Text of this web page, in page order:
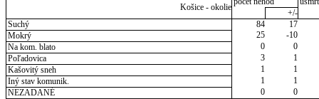
Košice - okolie
+/-
Suchý
84
17
Mokrý
25
-10
Na kom. blato
0
0
Poľadovica
3
1
Kašovitý sneh
1
1
Iný stav komunik.
1
1
NEZADANÉ
0 0